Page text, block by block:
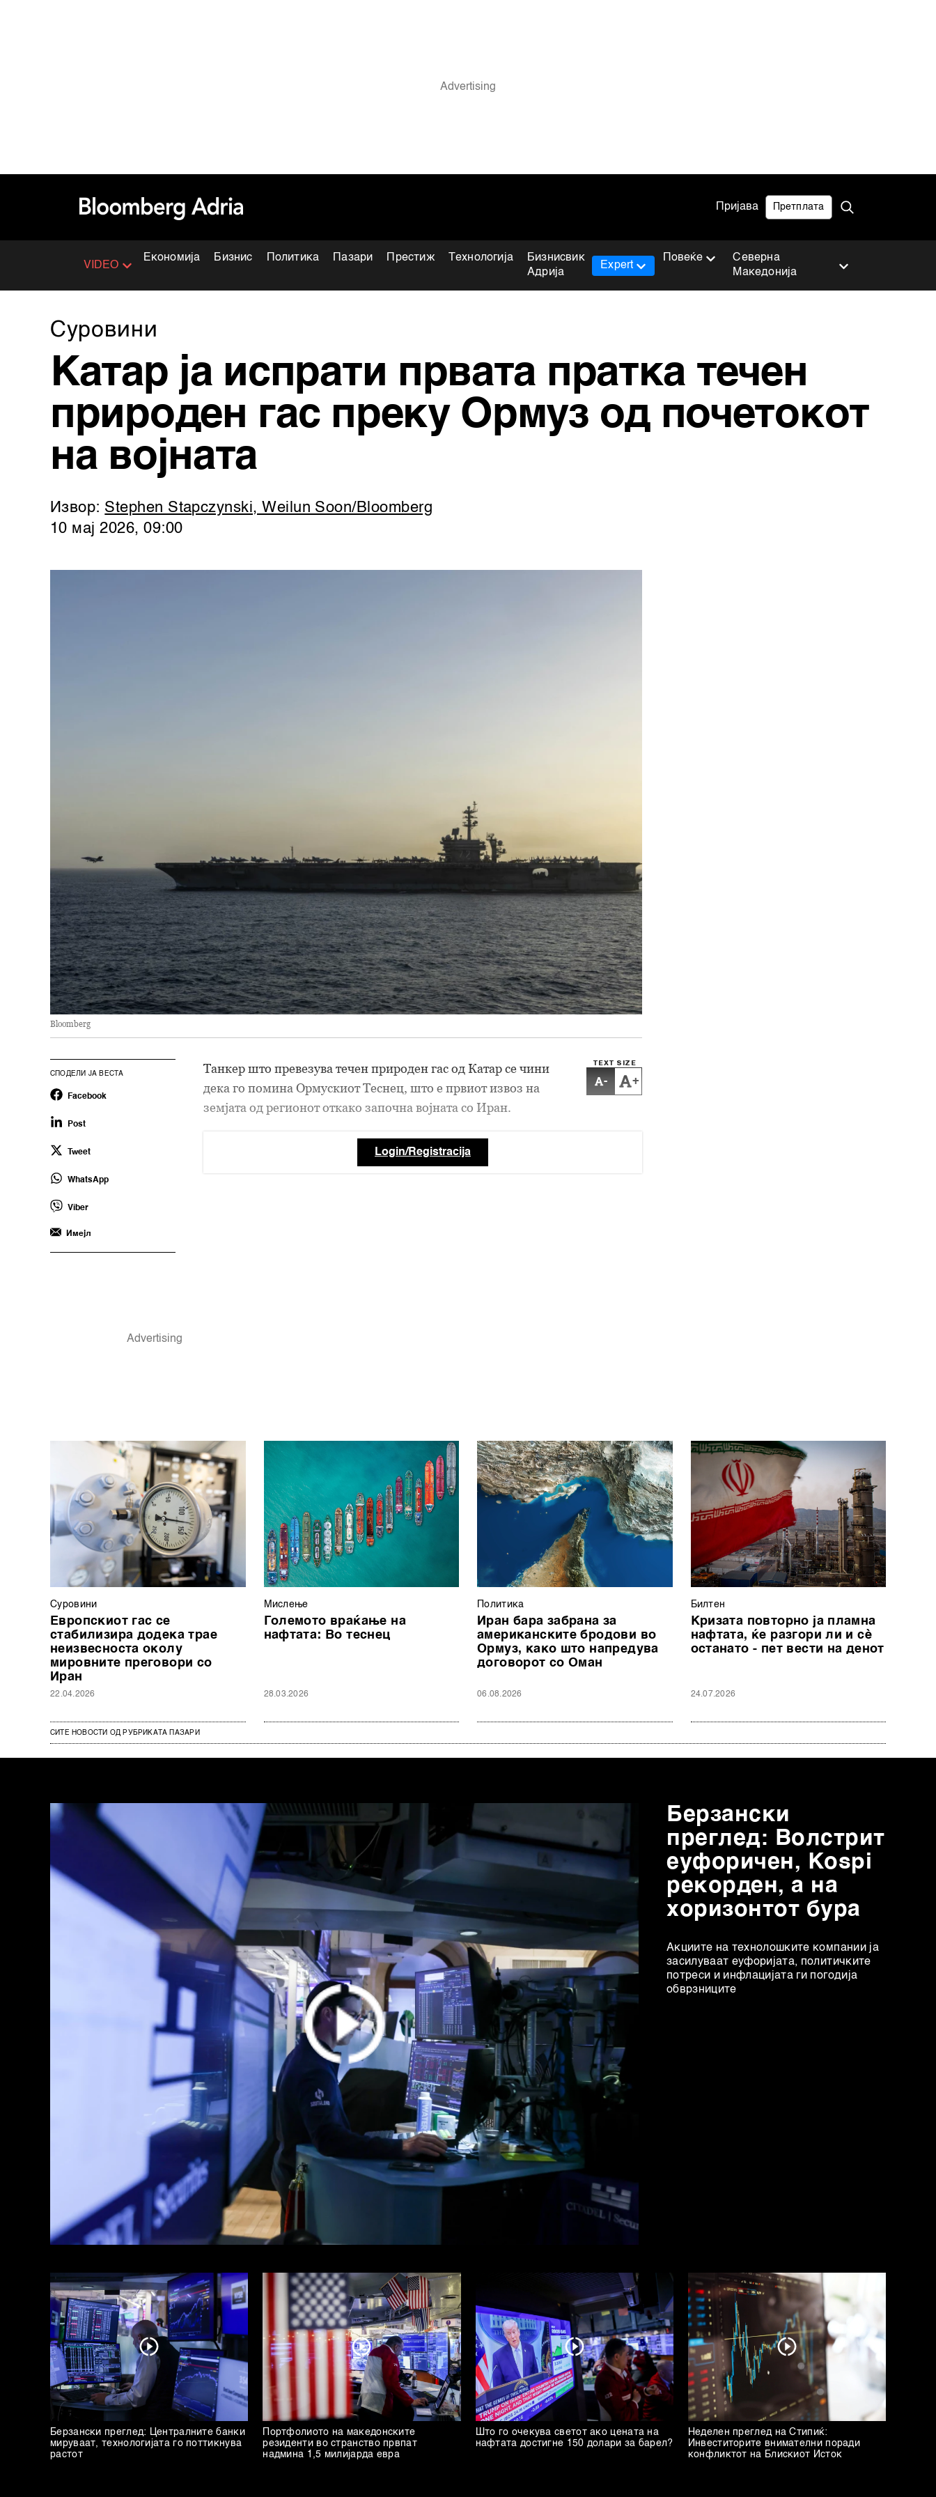
Пријава Претплата
VIDEO
Економија Бизнис Политика Пазари Престиж Технологија
Бизнисвик
Адрија
Северна
Македонија
Expert
Повеќе
Суровини
Катар ја испрати првата пратка течен
природен гас преку Ормуз од почетокот
на војната
Извор: Stephen Stapczynski, Weilun Soon/Bloomberg
10 мај 2026, 09:00
Bloomberg
СПОДЕЛИ ЈА ВЕСТА
Facebook
Post
Tweet
WhatsApp
Viber
Имејл
TEXT SIZE
- +
Танкер што превезува течен природен гас од Катар се чини
дека го помина Ормускиот Теснец, што е првиот извоз на
земјата од регионот откако започна војната со Иран.
Login/Registracija
Суровини
Европскиот гас се
стабилизира додека трае
неизвесноста околу
мировните преговори со
Иран
22.04.2026
Мислење
Големото враќање на
нафтата: Во теснец
28.03.2026
Политика
Иран бара забрана за
американските бродови во
Ормуз, како што напредува
договорот со Оман
06.08.2026
Билтен
Кризата повторно ја пламна
нафтата, ќе разгори ли и сè
останато - пет вести на денот
24.07.2026
СИТЕ НОВОСТИ ОД РУБРИКАТА ПАЗАРИ
Берзански
преглед: Волстрит
еуфоричен, Коspi
рекорден, а на
хоризонтот бура
Акциите на технолошките компании ја
засилуваат еуфоријата, политичките
потреси и инфлацијата ги погодија
обврзниците
Берзански преглед: Централните банки
мируваат, технологијата го поттикнува
растот
Портфолиото на македонските
резиденти во странство првпат
надмина 1,5 милијарда евра
Што го очекува светот ако цената на
нафтата достигне 150 долари за барел?
Неделен преглед на Стипиќ:
Инвеститорите внимателни поради
конфликтот на Блискиот Исток